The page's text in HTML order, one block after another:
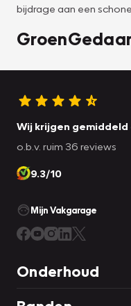
bijdrage aan een
Wij krijgen gemiddeld
o.b.v. ruim 36 reviews
9.3/10
Mijn Vakgarage
Onderhoud